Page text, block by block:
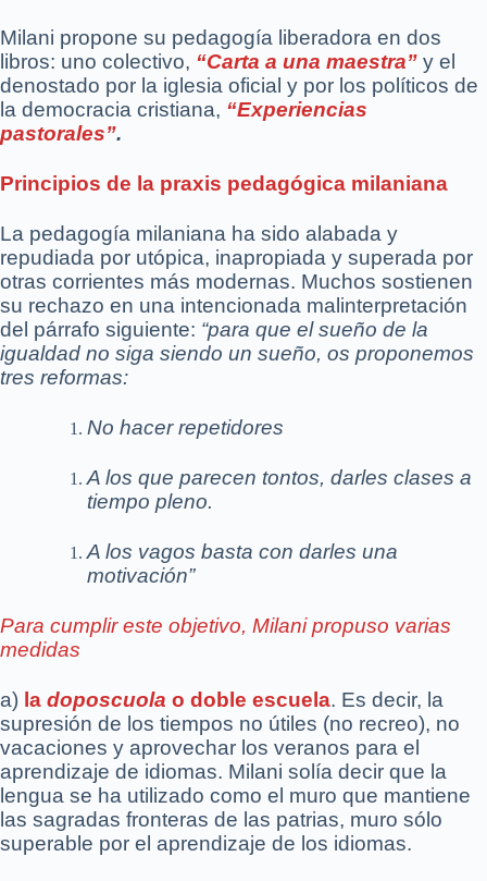
Milani propone su pedagogía liberadora en dos
libros: uno colectivo, “Carta a una maestra” y el
denostado por la iglesia oficial y por los políticos de
la democracia cristiana, “Experiencias
pastorales”.
Principios de la praxis pedagógica milaniana
La pedagogía milaniana ha sido alabada y
repudiada por utópica, inapropiada y superada por
otras corrientes más modernas. Muchos sostienen
su rechazo en una intencionada malinterpretación
del párrafo siguiente: “para que el sueño de la
igualdad no siga siendo un sueño, os proponemos
tres reformas:
No hacer repetidores
A los que parecen tontos, darles clases a
tiempo pleno.
A los vagos basta con darles una
motivación”
Para cumplir este objetivo, Milani propuso varias
medidas
a) la doposcuola o doble escuela. Es decir, la
supresión de los tiempos no útiles (no recreo), no
vacaciones y aprovechar los veranos para el
aprendizaje de idiomas. Milani solía decir que la
lengua se ha utilizado como el muro que mantiene
las sagradas fronteras de las patrias, muro sólo
superable por el aprendizaje de los idiomas.